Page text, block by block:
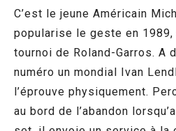
C’est le jeune Américain
popularise le geste en
tournoi de Roland-Garros. A
numéro un mondial Ivan
l’éprouve physiquement.
au bord de l’abandon